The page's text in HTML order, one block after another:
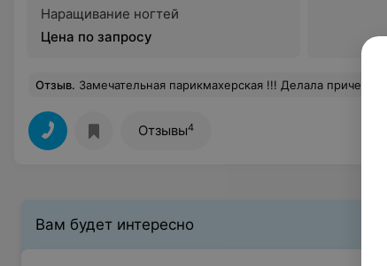
Наращивание ногтей
Цена по запросу
Отзыв. Замечательная парикмахерская !!! Делала прическу и макияж очень
Отзывы4
Вам будет интересно